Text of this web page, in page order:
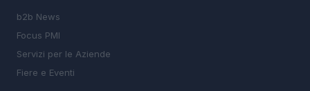
b2b News
Focus PMI
Servizi per le Aziende
Fiere e Eventi